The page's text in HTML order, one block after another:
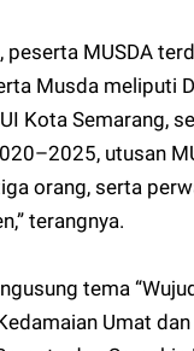
peserta MUSDA
Musda meliputi
Kota Semarang,
utusan
orang, serta
terangnya.
tema
Umat